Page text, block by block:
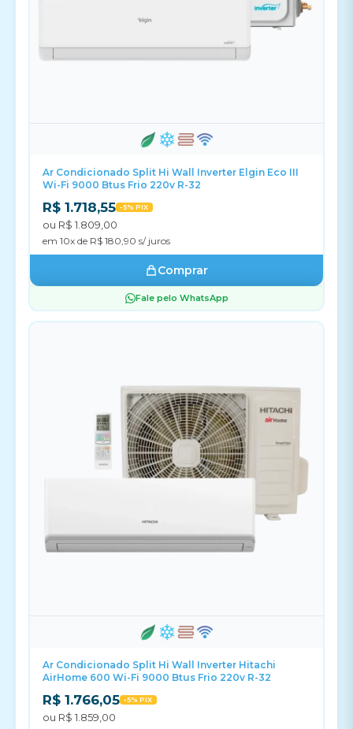
Ar Condicionado Split Hi Wall Inverter Elgin Eco III
Wi-Fi 9000 Btus Frio 220v R-32
R$ 1.718,55 -5% PIX
ou R$ 1.809,00
em 10x de R$ 180,90 s/ juros
Comprar
Fale pelo WhatsApp
Ar Condicionado Split Hi Wall Inverter Hitachi
AirHome 600 Wi-Fi 9000 Btus Frio 220v R-32
R$ 1.766,05 -5% PIX
ou R$ 1.859,00